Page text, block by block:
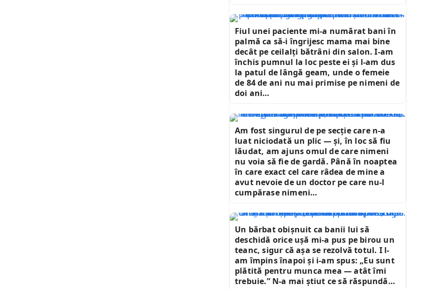
Fiul unei paciente mi-a numărat bani în
palmă ca să-i îngrijesc mama mai bine
decât pe ceilalți bătrâni din salon. I-am
închis pumnul la loc peste ei și l-am dus
la patul de lângă geam, unde o femeie
de 84 de ani nu mai primise pe nimeni de
doi ani…
Am fost singurul de pe secție care n-a
luat niciodată un plic — și, în loc să fiu
lăudat, am ajuns omul de care nimeni
nu voia să fie de gardă. Până în noaptea
în care exact cel care râdea de mine a
avut nevoie de un doctor pe care nu-l
cumpărase nimeni…
Un bărbat obișnuit ca banii lui să
deschidă orice ușă mi-a pus pe birou un
teanc, sigur că așa se rezolvă totul. I l-
am împins înapoi și i-am spus: „Eu sunt
plătită pentru munca mea — atât îmi
trebuie.” N-a mai știut ce să răspundă…